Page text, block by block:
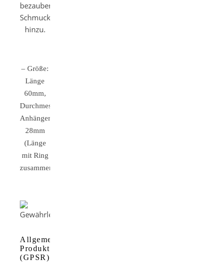
bezauberndes
Schmuckstück
hinzu.
– Größe:
Länge
60mm,
Durchmesser
Anhänger
28mm
(Länge
mit Ring
zusammen)
Allgemeine
Produktsicherheitsverordnung
(GPSR)